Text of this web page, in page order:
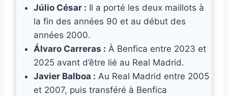
Júlio César : Il a porté les deux maillots à
la fin des années 90 et au début des
années 2000.
Álvaro Carreras : À Benfica entre 2023 et
2025 avant d’être lié au Real Madrid.
Javier Balboa : Au Real Madrid entre 2005
et 2007, puis transféré à Benfica